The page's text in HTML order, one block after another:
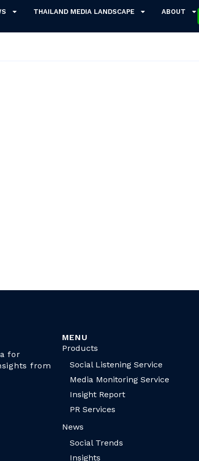
THAILAND MEDIA LANDSCAPE ABOUT
for
from
MENU
Products
Social Listening Service
Media Monitoring Service
Insight Report
PR Services
News
Social Trends
Insights